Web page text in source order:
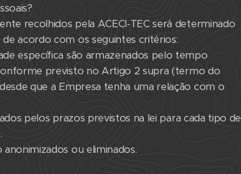
recolhidos pela ACECI-TEC será determinado
acordo com os seguintes critérios:
específica são armazenados pelo tempo
previsto no Artigo 2 supra (termo do
que a Empresa tenha uma relação com o
pelos prazos previstos na lei para cada tipo de
ou eliminados.